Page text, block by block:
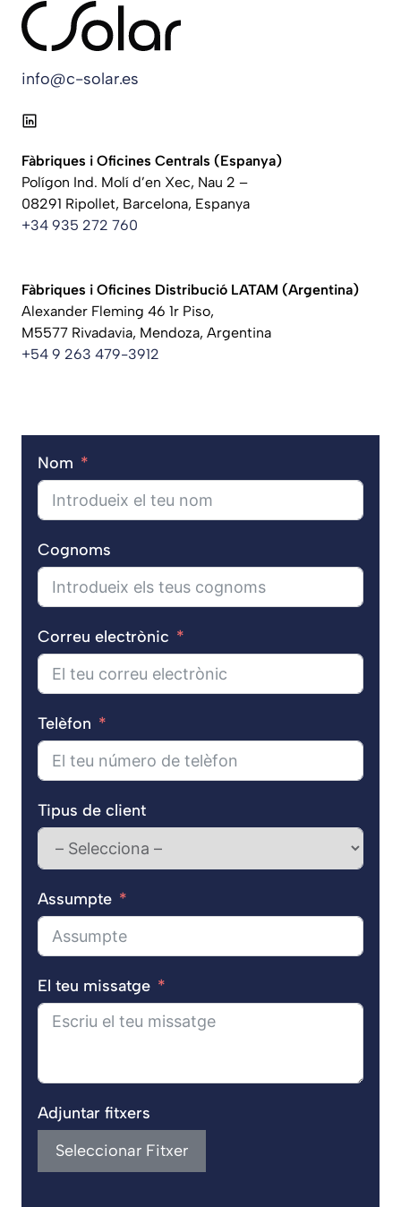
info@c-solar.es
Fàbriques i Oficines Centrals (Espanya)
Polígon Ind. Molí d’en Xec, Nau 2 –
08291 Ripollet, Barcelona, Espanya
+34 935 272 760
Fàbriques i Oficines Distribució LATAM (Argentina)
Alexander Fleming 46 1r Piso,
M5577 Rivadavia, Mendoza, Argentina
+54 9 263 479-3912
Nom
Cognoms
Correu electrònic
Telèfon
Tipus de client
Assumpte
El teu missatge
Adjuntar fitxers
Seleccionar Fitxer